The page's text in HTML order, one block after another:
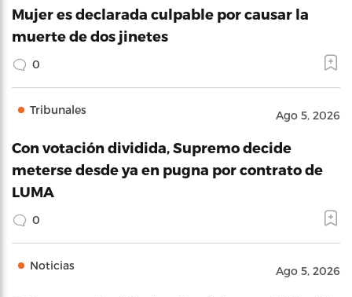
Mujer es declarada culpable por causar la
muerte de dos jinetes
0
Tribunales Ago 5, 2026
Con votación dividida, Supremo decide
meterse desde ya en pugna por contrato de
LUMA
0
Noticias Ago 5, 2026